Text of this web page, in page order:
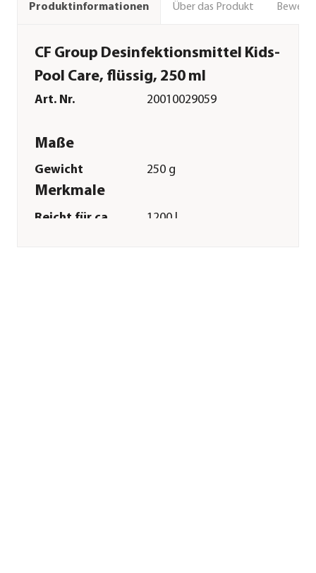
Produktinformationen Über das Produkt
CF Group Desinfektionsmittel Kids-
Pool Care, flüssig, 250 ml
Art. Nr. 20010029059
Maße
Gewicht 250 g
Merkmale
Reicht für ca. 1200 l